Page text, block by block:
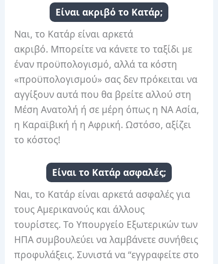
Είναι ακριβό το Κατάρ;
Ναι, το Κατάρ είναι αρκετά
ακριβό. Μπορείτε να κάνετε το ταξίδι με
έναν προϋπολογισμό, αλλά τα κόστη
«προϋπολογισμού» σας δεν πρόκειται να
αγγίξουν αυτά που θα βρείτε αλλού στη
Μέση Ανατολή ή σε μέρη όπως η ΝΑ Ασία,
η Καραϊβική ή η Αφρική. Ωστόσο, αξίζει
το κόστος!
Είναι το Κατάρ ασφαλές;
Ναι, το Κατάρ είναι αρκετά ασφαλές για
τους Αμερικανούς και άλλους
τουρίστες. Το Υπουργείο Εξωτερικών των
ΗΠΑ συμβουλεύει να λαμβάνετε συνήθεις
προφυλάξεις. Συνιστά να “εγγραφείτε στο